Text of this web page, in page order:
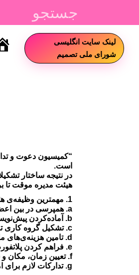
لینک سایت انگلیسی
شورای ملی تصمیم
“کمیسیون دعوت و
است.
در نتیجه ساختار
هیئت مدیره موقت تا
1. مهمترین وظیفه‌ی هئیت مدیره‌ی موقت تدارک نخستین مجمع عمومی شورا است. برای برگزاری مجمع عمومی این هیئت بایستی موارد زیر را آماده کند.
a. همپرسی در بین اعضای کنونی شورا جهت حداقل تعداد عضو ( حل مسئله‌ی 300نفر).
b. آماده‌کردن پیش‌نویس برنامه‌ و اساسنامه‌ی شورا
c. تشکیل گروه کاری تدارک نخستین مجمع عمومی
d. تامین هزینه‌ی‌های مالی برای برگزاری م.ع.
e. فراهم کردن پلاتفورم گفتگو و تبادل نظر پیرامون انتخابات در مجمع عمومی
f. تعیین زمان، مکان و شیوه‌ی برگزاری مجمع عمومی
g. تدارکات لازم برای امور لجستیگی و امنیتی مجمع عمومی